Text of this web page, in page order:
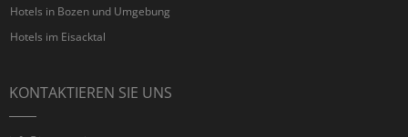
Hotels in Bozen und Umgebung
Hotels im Eisacktal
KONTAKTIEREN SIE UNS